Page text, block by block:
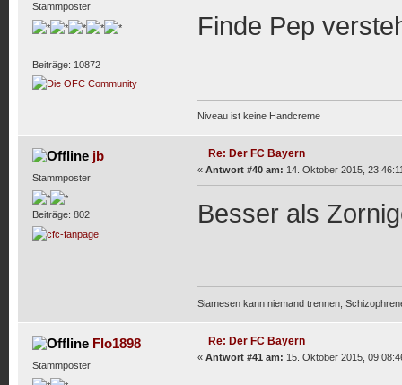
Stammposter
Beiträge: 10872
Finde Pep
Niveau ist keine Handcreme
jb
Stammposter
Beiträge: 802
Re: Der FC Bayern
« Antwort #40 am: 14. Oktober 2015,
Besser als
Siamesen kann niemand trennen,
Flo1898
Stammposter
Re: Der FC Bayern
« Antwort #41 am: 15. Oktober 2015,